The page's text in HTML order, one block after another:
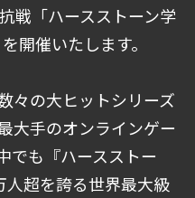
戦「ハースストーン学
開催いたします。
の大ヒットシリーズ
大手のオンラインゲー
でも『ハースストー
人超を誇る世界最大級